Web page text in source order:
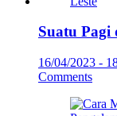
Suatu
16/04/2023 -
Comments